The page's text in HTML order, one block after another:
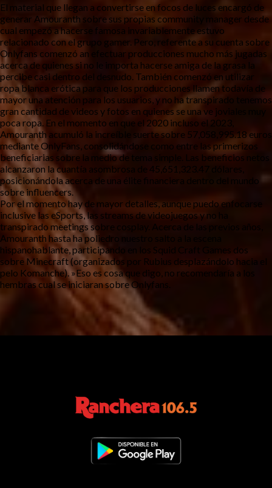
El material que llegan a convertirse en focos de luces encargó de
generar Amouranth sobre sus propias community manager desde
cual empezó a hacerse famosa invariablemente estuvo
relacionado con el grupo gamer. Pero, referente a su cuenta sobre
Onlyfans comenzó an efectuar producciones mucho más jugadas
acerca de quienes si no le importa hacerse amiga de la grasa la
percibe casi dentro del desnudo. También comenzó en utilizar
ropa blanca erótica para que los producciones llamen todavía de
mayor una atención para los usuarios, y no ha transpirado tenemos
gran cantidad de videos y fotos en quienes se una ve joviales muy
poca ropa. En el momento en que el 2020 incluso el 2023,
Amouranth acumuló la increíble suerte sobre 57,058,995.18 euros
mediante OnlyFans, consolidándose como entre las primerizos
beneficiarias sobre la medio de tema simple. Las beneficios netos
alcanzaron la cuantía asombrosa de 45,651,323.47 dólares,
posicionándola acerca de una élite financiera dentro del mundo
sobre influencers.
Por el momento hay de mayor detalles, aunque puedo enfocarse
inclusive las eSports, las streams de videojuegos y no ha
transpirado meetings sobre cosplay. Acerca de las previos años,
Amouranth hasta ha poliedro nuestro salto a la escena
hispanohablante, participando en los Squid Craft Games dos
sobre Minecraft (organizados por Rubius desplazándolo hacia el
pelo Komanche). »Eso es cosa que digo, no recomendaría a los
hembras cual se iniciaran sobre Onlyfans.